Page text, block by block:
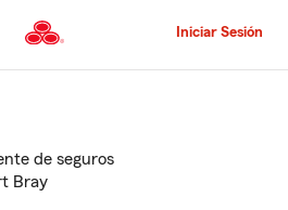
al
principal
Iniciar Sesión